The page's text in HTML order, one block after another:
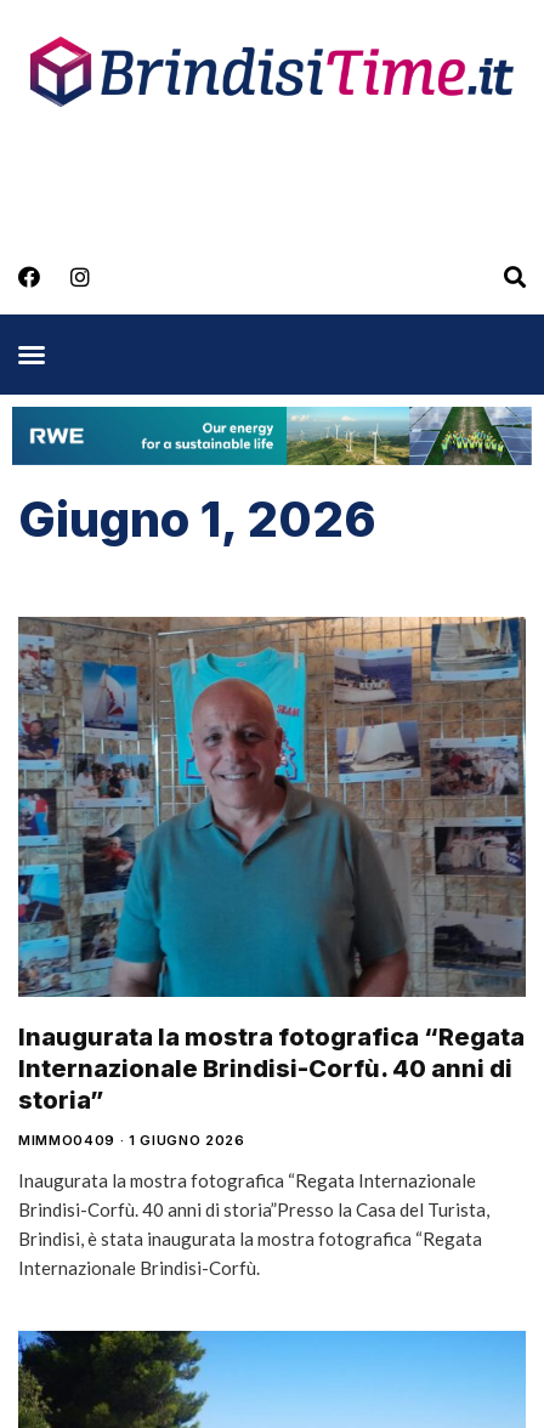
Giugno 1, 2026
Inaugurata la mostra fotografica “Regata
Internazionale Brindisi-Corfù. 40 anni di
storia”
MIMMO0409 1 GIUGNO 2026
Inaugurata la mostra fotografica “Regata Internazionale
Brindisi-Corfù. 40 anni di storia”Presso la Casa del Turista,
Brindisi, è stata inaugurata la mostra fotografica “Regata
Internazionale Brindisi-Corfù.